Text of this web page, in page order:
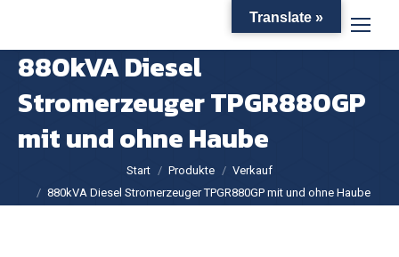
880kVA Diesel
Stromerzeuger TPGR880GP
mit und ohne Haube
Sie befinden sich hier:
Start Produkte
Verkauf
880kVA Diesel Stromerzeuger TPGR880GP mit und ohne Haube
Translate »